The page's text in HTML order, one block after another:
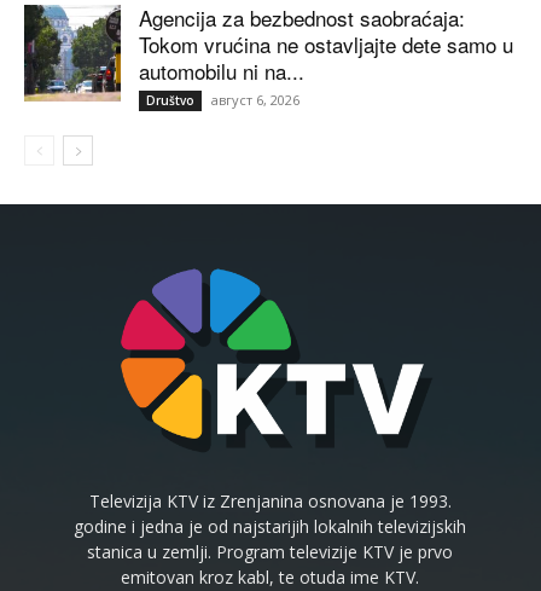
Agencija za bezbednost saobraćaja:
Tokom vrućina ne ostavljajte dete samo u
automobilu ni na...
Društvo август 6, 2026
Televizija KTV iz Zrenjanina osnovana je 1993.
godine i jedna je od najstarijih lokalnih televizijskih
stanica u zemlji. Program televizije KTV je prvo
emitovan kroz kabl, te otuda ime KTV.